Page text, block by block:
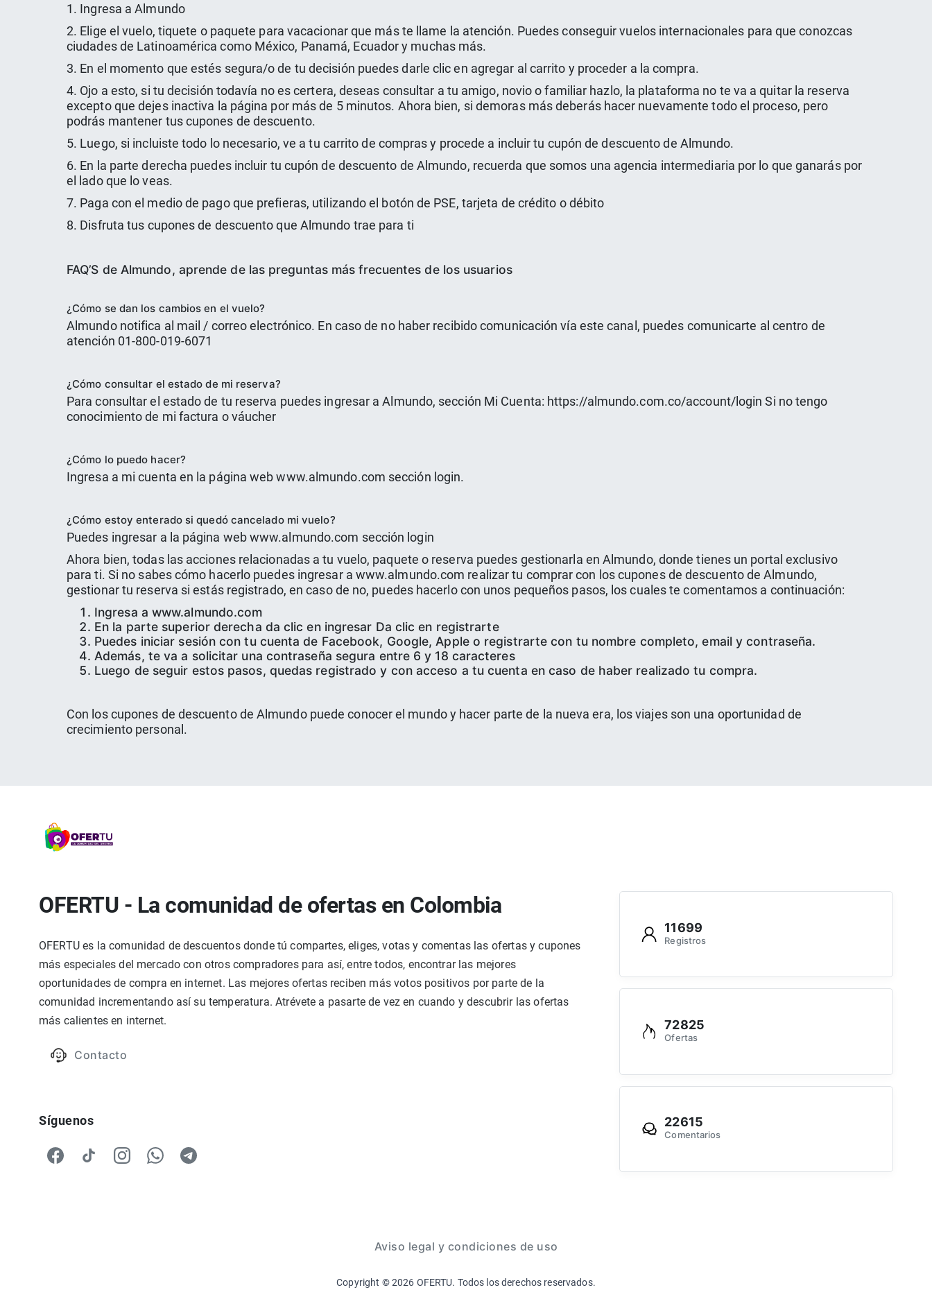
1. Ingresa a Almundo
2. Elige el vuelo, tiquete o paquete para vacacionar que más te llame la atención. Puedes conseguir vuelos internacionales para que conozcas
ciudades de Latinoamérica como México, Panamá, Ecuador y muchas más.
3. En el momento que estés segura/o de tu decisión puedes darle clic en agregar al carrito y proceder a la compra.
4. Ojo a esto, si tu decisión todavía no es certera, deseas consultar a tu amigo, novio o familiar hazlo, la plataforma no te va a quitar la reserva
excepto que dejes inactiva la página por más de 5 minutos. Ahora bien, si demoras más deberás hacer nuevamente todo el proceso, pero
podrás mantener tus cupones de descuento.
5. Luego, si incluiste todo lo necesario, ve a tu carrito de compras y procede a incluir tu cupón de descuento de Almundo.
6. En la parte derecha puedes incluir tu cupón de descuento de Almundo, recuerda que somos una agencia intermediaria por lo que ganarás por
el lado que lo veas.
7. Paga con el medio de pago que prefieras, utilizando el botón de PSE, tarjeta de crédito o débito
8. Disfruta tus cupones de descuento que Almundo trae para ti
FAQ’S de Almundo, aprende de las preguntas más frecuentes de los usuarios
¿Cómo se dan los cambios en el vuelo?
Almundo notifica al mail / correo electrónico. En caso de no haber recibido comunicación vía este canal, puedes comunicarte al centro de
atención 01-800-019-6071
¿Cómo consultar el estado de mi reserva?
Para consultar el estado de tu reserva puedes ingresar a Almundo, sección Mi Cuenta: https://almundo.com.co/account/login Si no tengo
conocimiento de mi factura o váucher
¿Cómo lo puedo hacer?
Ingresa a mi cuenta en la página web www.almundo.com sección login.
¿Cómo estoy enterado si quedó cancelado mi vuelo?
Puedes ingresar a la página web www.almundo.com sección login
Ahora bien, todas las acciones relacionadas a tu vuelo, paquete o reserva puedes gestionarla en Almundo, donde tienes un portal exclusivo
para ti. Si no sabes cómo hacerlo puedes ingresar a www.almundo.com realizar tu comprar con los cupones de descuento de Almundo,
gestionar tu reserva si estás registrado, en caso de no, puedes hacerlo con unos pequeños pasos, los cuales te comentamos a continuación:
Ingresa a www.almundo.com
En la parte superior derecha da clic en ingresar Da clic en registrarte
Puedes iniciar sesión con tu cuenta de Facebook, Google, Apple o registrarte con tu nombre completo, email y contraseña.
Además, te va a solicitar una contraseña segura entre 6 y 18 caracteres
Luego de seguir estos pasos, quedas registrado y con acceso a tu cuenta en caso de haber realizado tu compra.
Con los cupones de descuento de Almundo puede conocer el mundo y hacer parte de la nueva era, los viajes son una oportunidad de
crecimiento personal.
OFERTU - La comunidad de ofertas en Colombia
OFERTU es la comunidad de descuentos donde tú compartes, eliges, votas y comentas las ofertas y cupones
más especiales del mercado con otros compradores para así, entre todos, encontrar las mejores
oportunidades de compra en internet. Las mejores ofertas reciben más votos positivos por parte de la
comunidad incrementando así su temperatura. Atrévete a pasarte de vez en cuando y descubrir las ofertas
más calientes en internet.
Contacto
Síguenos
11699
Registros
72825
Ofertas
22615
Comentarios
Aviso legal y condiciones de uso
Copyright ©2026 OFERTU. Todos los derechos reservados.